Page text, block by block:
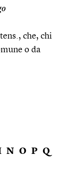
che, chi
o da
N O P Q